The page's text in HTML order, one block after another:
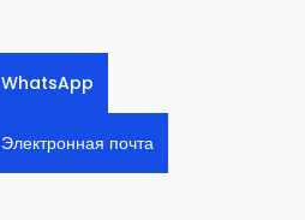
WhatsApp
Электронная почта